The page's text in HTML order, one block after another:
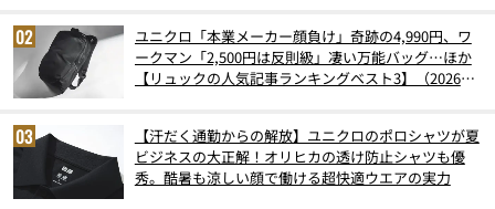
ユニクロ「本業メーカー顔負け」奇跡の4,990円、ワ
ークマン「2,500円は反則級」凄い万能バッグ…ほか
【リュックの人気記事ランキングベスト3】（2026年
【汗だく通勤からの解放】ユニクロのポロシャツが夏
ビジネスの大正解！オリヒカの透け防止シャツも優
秀。酷暑も涼しい顔で働ける超快適ウエアの実力